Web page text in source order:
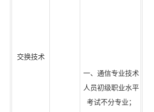
交换技术
一、通信专业技术
人员初级职业水平
考试不分专业；